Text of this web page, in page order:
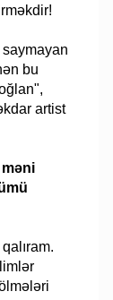
bu
artist